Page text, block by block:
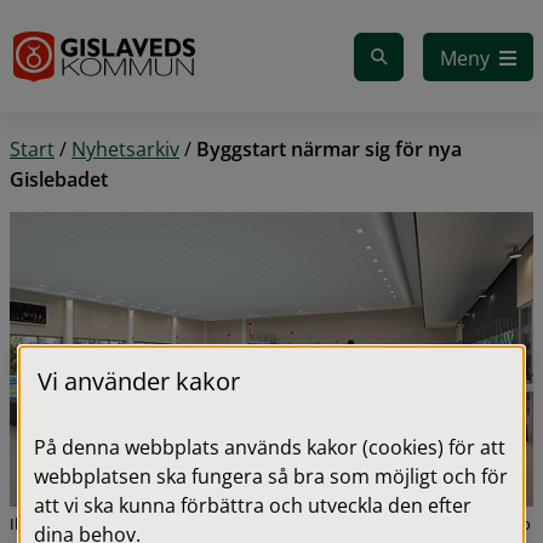
Meny
Start/ Nyhetsarkiv/ Byggstart närmar sig för nya
Gislebadet
Illustrationsbild över stora bassängen i nya badhuset. Illustration: Sweco
Vi använder kakor
På denna webbplats används kakor (cookies) för att
webbplatsen ska fungera så bra som möjligt och för
att vi ska kunna förbättra och utveckla den efter
dina behov.